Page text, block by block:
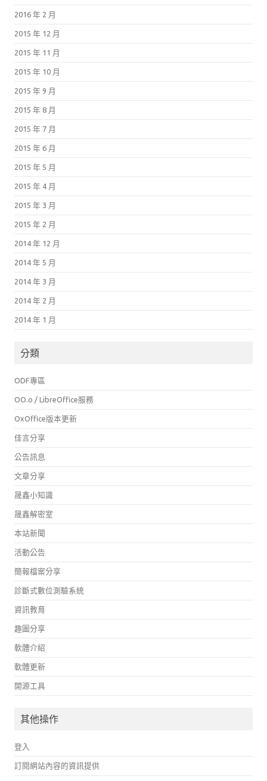
2016 年 2 月
2015 年 12 月
2015 年 11 月
2015 年 10 月
2015 年 9 月
2015 年 8 月
2015 年 7 月
2015 年 6 月
2015 年 5 月
2015 年 4 月
2015 年 3 月
2015 年 2 月
2014 年 12 月
2014 年 5 月
2014 年 3 月
2014 年 2 月
2014 年 1 月
分類
ODF專區
OO.o / LibreOffice服務
OxOffice版本更新
佳言分享
公告訊息
文章分享
晟鑫小知識
晟鑫解密室
本站新聞
活動公告
簡報檔案分享
診斷式數位測驗系統
資訊教育
趣圖分享
軟體介紹
軟體更新
開源工具
其他操作
登入
訂閱網站內容的資訊提供